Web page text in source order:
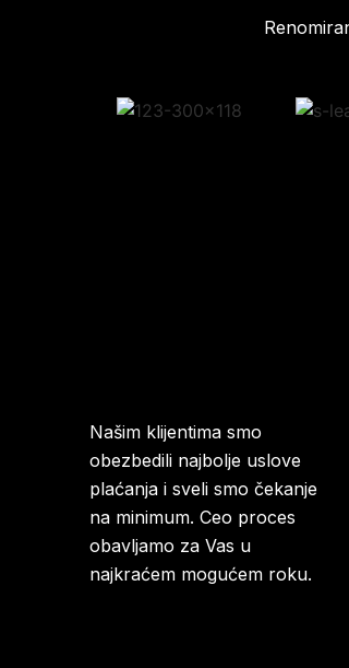
Našim klijentima smo
obezbedili najbolje uslove
plaćanja i sveli smo čekanje
na minimum. Ceo proces
obavljamo za Vas u
najkraćem mogućem roku.